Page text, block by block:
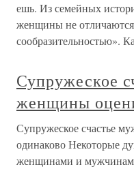
ешь. Из семейных
женщины не
сообразительностью».
Супружеское
женщины
Супружеское счастье
одинаково Некоторые
женщинами и